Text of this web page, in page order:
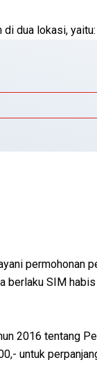
dua lokasi, yaitu:
permohonan
berlaku SIM
2016 tentang
untuk